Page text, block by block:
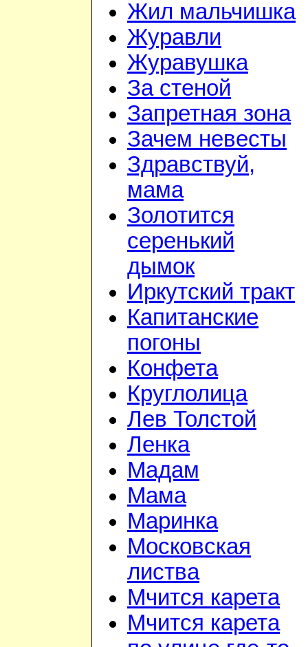
Жил мальчишка
Журавли
Журавушка
За стеной
Запретная зона
Зачем невесты
Здравствуй,
мама
Золотится
серенький
дымок
Иркутский тракт
Капитанские
погоны
Конфета
Круглолица
Лев Толстой
Ленка
Мадам
Мама
Маринка
Московская
листва
Мчится карета
Мчится карета